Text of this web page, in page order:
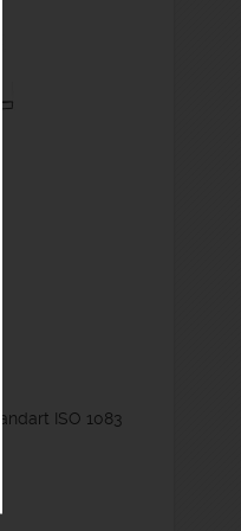
ISO 1083